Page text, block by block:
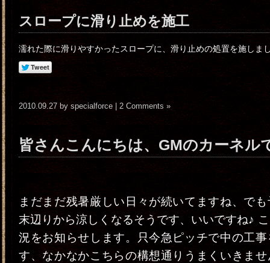
スロープに滑り止めを施工
濡れた際に滑りやすかったスロープに、滑り止めの処置を施しま
2010.09.27 by specialforce | 2 Comments »
皆さんこんにちは、GMのカーネル
まだまだ残暑厳しい日々が続いてますね、で
末辺りから涼しくなるそうです、いいですね♪
況をお知らせします。只今急ピッチで中の工
す、なかなかこちらの構想通りうまくいきま